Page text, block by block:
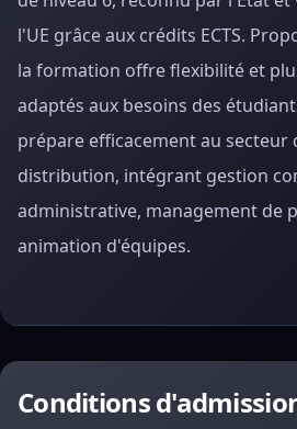
l'UE grâce aux crédits ECTS.
la formation offre flexibilité et
adaptés aux besoins des
prépare efficacement au secteur
distribution, intégrant gestion
administrative, management de
animation d'équipes.
Conditions